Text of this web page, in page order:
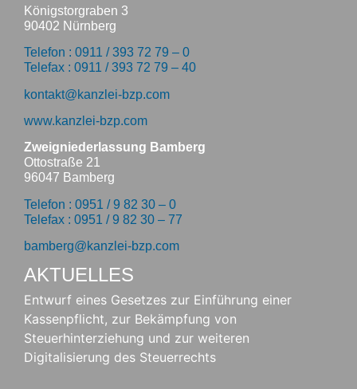
Königstorgraben 3
90402 Nürnberg
Telefon : 0911 / 393 72 79 – 0
Telefax : 0911 / 393 72 79 – 40
kontakt@kanzlei-bzp.com
www.kanzlei-bzp.com
Zweigniederlassung Bamberg
Ottostraße 21
96047 Bamberg
Telefon : 0951 / 9 82 30 – 0
Telefax : 0951 / 9 82 30 – 77
bamberg@kanzlei-bzp.com
AKTUELLES
Entwurf eines Gesetzes zur Einführung einer
Kassenpflicht, zur Bekämpfung von
Steuerhinterziehung und zur weiteren
Digitalisierung des Steuerrechts